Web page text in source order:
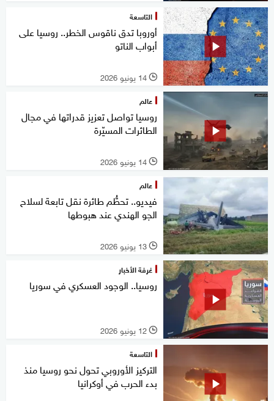
التاسعة
أوروبا تدق ناقوس الخطر.. روسيا على
أبواب الناتو
l 14 يونيو 2026
عالم
روسيا تواصل تعزيز قدراتها في مجال
الطائرات المسيّرة
l 14 يونيو 2026
عالم
فيديو.. تحطُّم طائرة نقل تابعة لسلاح
الجو الهندي عند هبوطها
l 13 يونيو 2026
غرفة الأخبار
روسيا.. الوجود العسكري في سوريا
l 12 يونيو 2026
التاسعة
التركيز الأوروبي تحول نحو روسيا منذ
بدء الحرب في أوكرانيا